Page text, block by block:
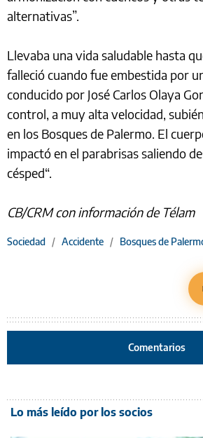
alternativas”.
Llevaba una vida saludable hasta
falleció cuando fue embestida por
conducido por José Carlos Olaya
control, a muy alta velocidad,
en los Bosques de Palermo. El
impactó en el parabrisas saliendo
césped“.
CB/CRM con información de Télam
Sociedad / Accidente / Bosques de
Comentarios
Lo más leído por los socios